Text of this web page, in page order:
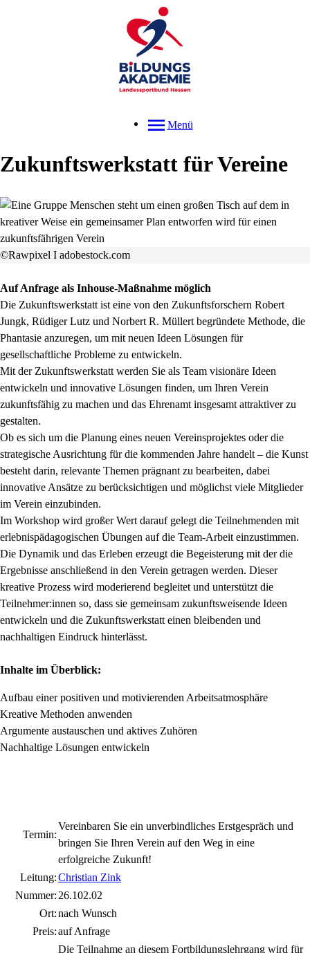
Menü
Zukunftswerkstatt für Vereine
©Rawpixel I adobestock.com
Auf Anfrage als Inhouse-Maßnahme möglich
Die Zukunftswerkstatt ist eine von den Zukunftsforschern Robert
Jungk, Rüdiger Lutz und Norbert R. Müllert begründete Methode, die
Phantasie anzuregen, um mit neuen Ideen Lösungen für
gesellschaftliche Probleme zu entwickeln.
Mit der Zukunftswerkstatt werden Sie als Team visionäre Ideen
entwickeln und innovative Lösungen finden, um Ihren Verein
zukunftsfähig zu machen und das Ehrenamt insgesamt attraktiver zu
gestalten.
Ob es sich um die Planung eines neuen Vereinsprojektes oder die
strategische Ausrichtung für die kommenden Jahre handelt – die Kunst
besteht darin, relevante Themen prägnant zu bearbeiten, dabei
innovative Ansätze zu berücksichtigen und möglichst viele Mitglieder
im Verein einzubinden.
Im Workshop wird großer Wert darauf gelegt die Teilnehmenden mit
erlebnispädagogischen Übungen auf die Team-Arbeit einzustimmen.
Die Dynamik und das Erleben erzeugt die Begeisterung mit der die
Ergebnisse anschließend in den Verein getragen werden. Dieser
kreative Prozess wird moderierend begleitet und unterstützt die
Teilnehmer:innen so, dass sie gemeinsam zukunftsweisende Ideen
entwickeln und die Zukunftswerkstatt einen bleibenden und
nachhaltigen Eindruck hinterlässt.
Inhalte im Überblick:
Aufbau einer positiven und motivierenden Arbeitsatmosphäre
Kreative Methoden anwenden
Argumente austauschen und aktives Zuhören
Nachhaltige Lösungen entwickeln
Termin:
Vereinbaren Sie ein unverbindliches Erstgespräch und
bringen Sie Ihren Verein auf den Weg in eine
erfolgreiche Zukunft!
Leitung:Christian Zink
Nummer: 26.102.02
Ort:nach Wunsch
Preis:auf Anfrage
Die Teilnahme an diesem Fortbildungslehrgang wird für